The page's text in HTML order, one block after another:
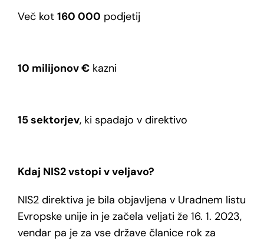
Več kot 160 000 podjetij
10 milijonov €kazni
15 sektorjev, ki spadajo v direktivo
Kdaj NIS2 vstopi v veljavo?
NIS2 direktiva je bila objavljena v Uradnem listu
Evropske unije in je začela veljati že 16. 1. 2023,
vendar pa je za vse države članice rok za